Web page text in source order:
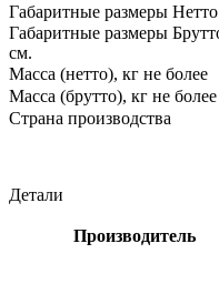
Габаритные размеры
Габаритные размеры
см.
Масса (нетто), кг не более
Масса (брутто), кг не более
Страна производства
Детали
Производитель